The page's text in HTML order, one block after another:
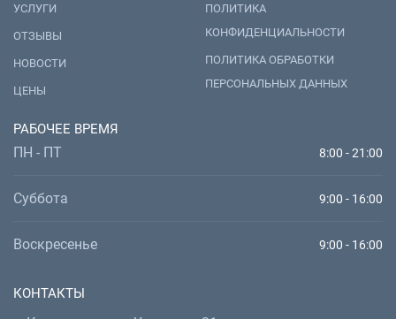
УСЛУГИ
ОТЗЫВЫ
НОВОСТИ
ЦЕНЫ
ПОЛИТИКА
КОНФИДЕНЦИАЛЬНОСТИ
ПОЛИТИКА ОБРАБОТКИ
ПЕРСОНАЛЬНЫХ ДАННЫХ
РАБОЧЕЕ ВРЕМЯ
ПН - ПТ 8:00 - 21:00
Суббота 9:00 - 16:00
Воскресенье 9:00 - 16:00
КОНТАКТЫ